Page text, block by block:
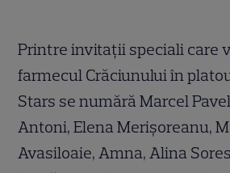
Printre invitații speciali care
farmecul Crăciunului în
Stars se numără Marcel
Antoni, Elena Merișoreanu,
Avasiloaie, Amna, Alina